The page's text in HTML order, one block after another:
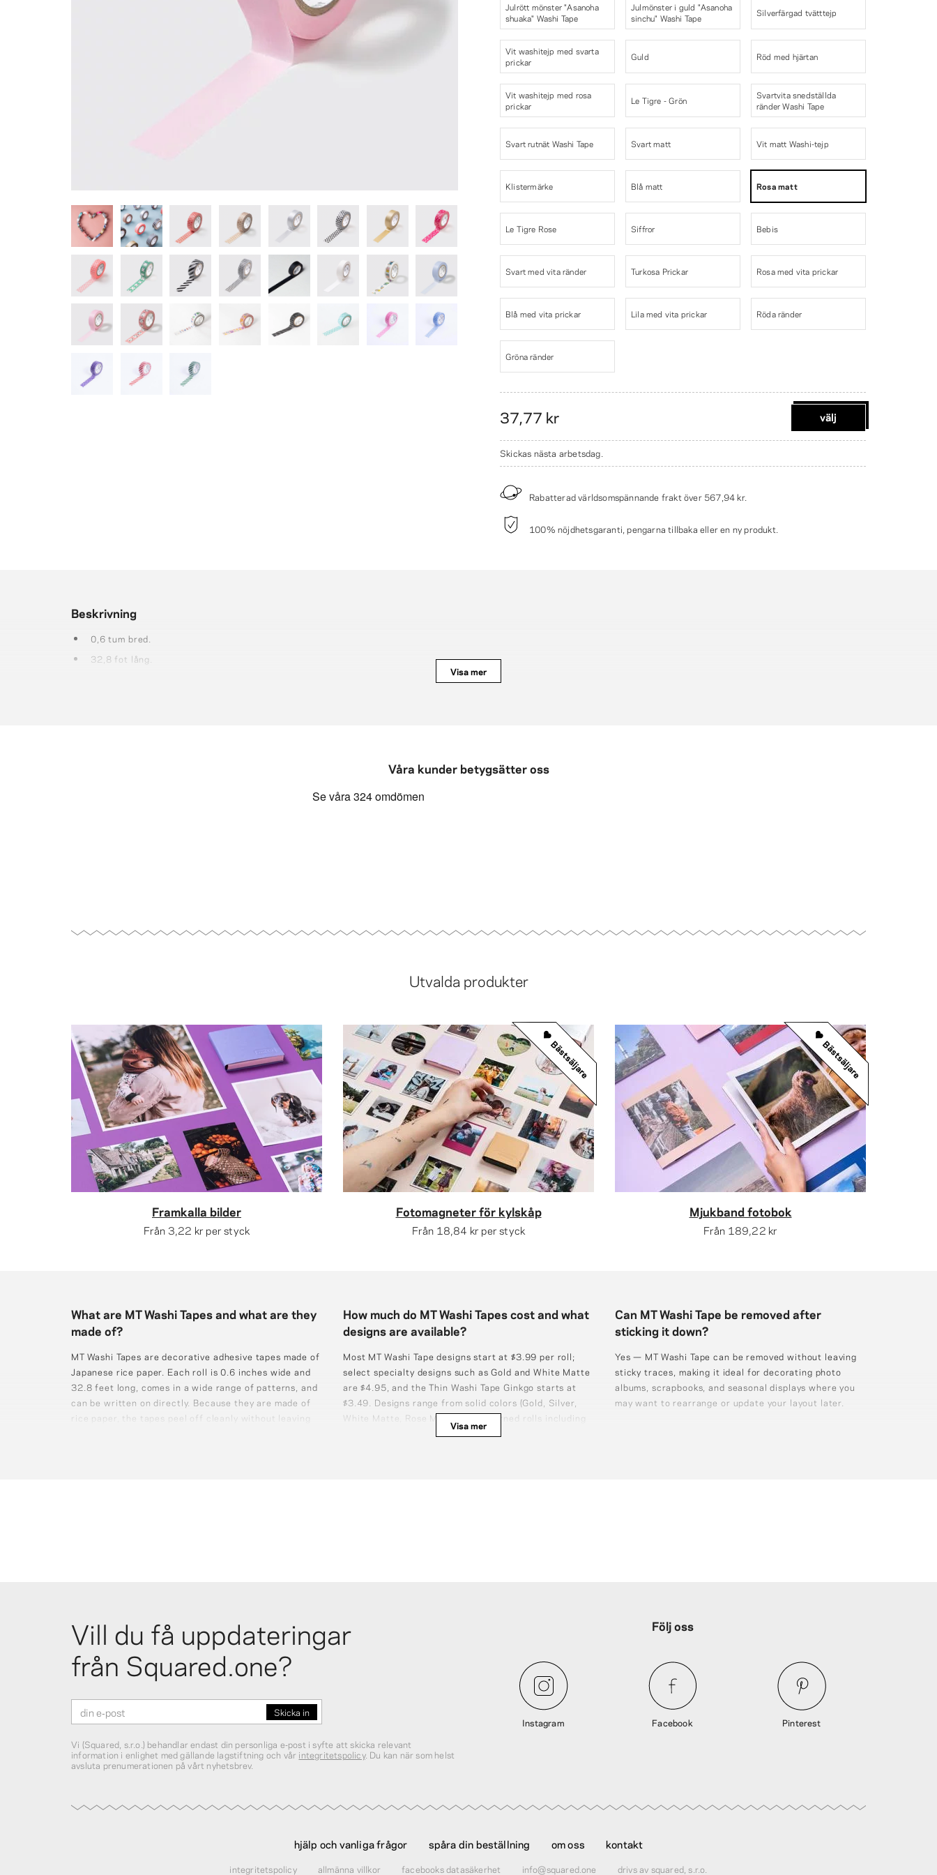
Julrött mönster "Asanoha
shuaka" Washi Tape
Julmönster i guld "Asanoha
sinchu" Washi Tape
Silverfärgad tvätttejp
Vit washitejp med svarta
prickar
Guld Röd med hjärtan
Vit washitejp med rosa
prickar
Le Tigre - Grön
Svartvita snedställda
ränder Washi Tape
Svart rutnät Washi Tape Svart matt Vit matt Washi-tejp
Klistermärke Blå matt Rosa matt
Le Tigre Rose Siffror Bebis
Svart med vita ränder Turkosa Prickar Rosa med vita prickar
Blå med vita prickar Lila med vita prickar Röda ränder
Gröna ränder
37,77 kr välj
Skickas nästa arbetsdag.
Rabatterad världsomspännande frakt över 567,94 kr.
100% nöjdhetsgaranti, pengarna tillbaka eller en ny produkt.
Beskrivning
0,6 tum bred.
32,8 fot lång.
Visa mer
Våra kunder betygsätter oss
Utvalda produkter
Framkalla bilder
Från 3,22 kr per styck
Fotomagneter för kylskåp
Från 18,84 kr per styck
Bästsäljare
Mjukband fotobok
Från 189,22 kr
Bästsäljare
What are MT Washi Tapes and what are they
made of?
MT Washi Tapes are decorative adhesive tapes made of
Japanese rice paper. Each roll is 0.6 inches wide and
32.8 feet long, comes in a wide range of patterns, and
can be written on directly. Because they are made of
rice paper, the tapes peel off cleanly without leaving
How much do MT Washi Tapes cost and what
designs are available?
Most MT Washi Tape designs start at $3.99 per roll;
select specialty designs such as Gold and White Matte
are $4.95, and the Thin Washi Tape Ginkgo starts at
$3.49. Designs range from solid colors (Gold, Silver,
White Matte, Rose Matte) to patterned rolls including
Christmas motifs, stripes, grids, dots, and more.
Can MT Washi Tape be removed after
sticking it down?
Yes — MT Washi Tape can be removed without leaving
sticky traces, making it ideal for decorating photo
albums, scrapbooks, and seasonal displays where you
may want to rearrange or update your layout later.
Visa mer
Vill du få uppdateringar
från Squared.one?
Vi (Squared, s.r.o.) behandlar endast din personliga e‑post i syfte att skicka relevant
information i enlighet med gällande lagstiftning och vår integritetspolicy. Du kan när som helst
avsluta prenumerationen på vårt nyhetsbrev.
Följ oss
Instagram Facebook Pinterest
hjälp och vanliga frågor spåra din beställning om oss kontakt
integritetspolicy allmänna villkor facebooks datasäkerhet info@squared.one drivs av squared, s.r.o.